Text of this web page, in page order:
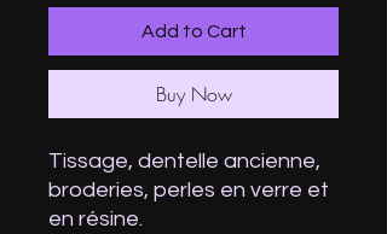
Add to Cart
Buy Now
Tissage, dentelle ancienne,
broderies, perles en verre et
en résine.